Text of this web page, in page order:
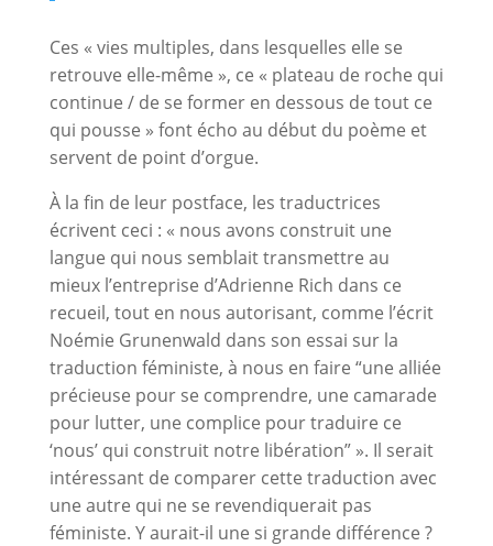
Ces « vies multiples, dans lesquelles elle se
retrouve elle-même », ce « plateau de roche qui
continue / de se former en dessous de tout ce
qui pousse » font écho au début du poème et
servent de point d’orgue.
À la fin de leur postface, les traductrices
écrivent ceci : « nous avons construit une
langue qui nous semblait transmettre au
mieux l’entreprise d’Adrienne Rich dans ce
recueil, tout en nous autorisant, comme l’écrit
Noémie Grunenwald dans son essai sur la
traduction féministe, à nous en faire “une alliée
précieuse pour se comprendre, une camarade
pour lutter, une complice pour traduire ce
‘nous’ qui construit notre libération” ». Il serait
intéressant de comparer cette traduction avec
une autre qui ne se revendiquerait pas
féministe. Y aurait-il une si grande différence ?